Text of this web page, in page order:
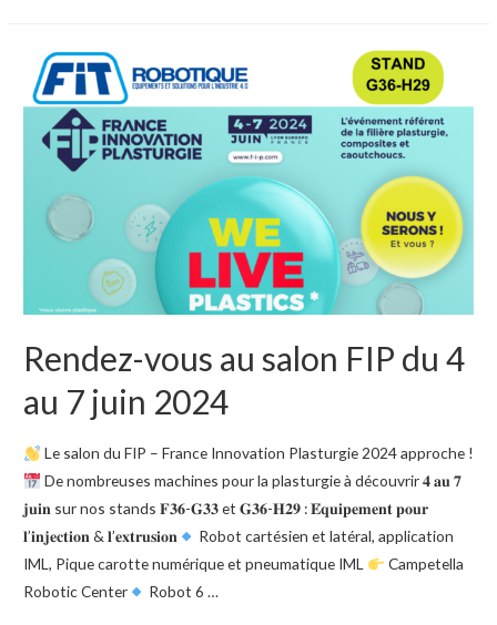
AEPV
2024
Rendez-vous au salon FIP du 4
au 7 juin 2024
Le salon du FIP – France Innovation Plasturgie 2024 approche !
De nombreuses machines pour la plasturgie à découvrir 𝟒 𝐚𝐮 𝟕
𝐣𝐮𝐢𝐧 sur nos stands 𝐅𝟑𝟔-𝐆𝟑𝟑 et 𝐆𝟑𝟔-𝐇𝟐𝟗 : 𝐄́𝐪𝐮𝐢𝐩𝐞𝐦𝐞𝐧𝐭 𝐩𝐨𝐮𝐫
𝐥’𝐢𝐧𝐣𝐞𝐜𝐭𝐢𝐨𝐧 & 𝐥’𝐞𝐱𝐭𝐫𝐮𝐬𝐢𝐨𝐧
Robot cartésien et latéral, application
IML, Pique carotte numérique et pneumatique IML
Campetella
Robotic Center
Robot 6 …